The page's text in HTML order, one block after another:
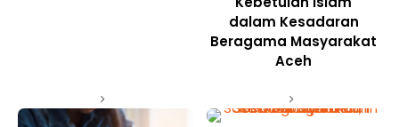
dalam Kesadaran
Beragama Masyarakat
Aceh